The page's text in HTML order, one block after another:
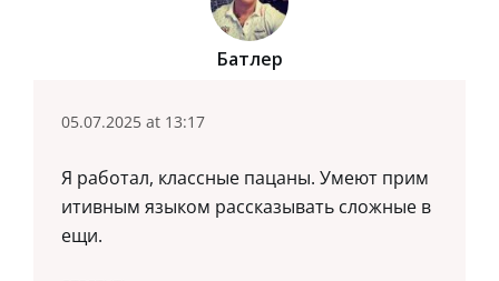
Батлер
05.07.2025 at 13:17
Я работал, классные пацаны. Умеют прим
итивным языком рассказывать сложные в
ещи.